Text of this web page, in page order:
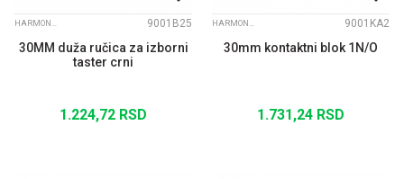
HARMONY 9001 SK 9001B25
30MM duža ručica za izborni
taster crni
1.224,72 RSD
HARMONY 9001 SK 9001KA2
30mm kontaktni blok 1N/O
1.731,24 RSD